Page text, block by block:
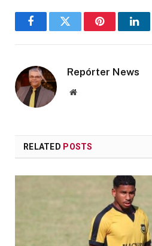
FacebookTwitter Pinterest
Repórter News
Website
RELATED POSTS